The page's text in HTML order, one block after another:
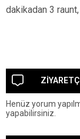
dakikadan 3
Henüz yorum
yapabilirsiniz.